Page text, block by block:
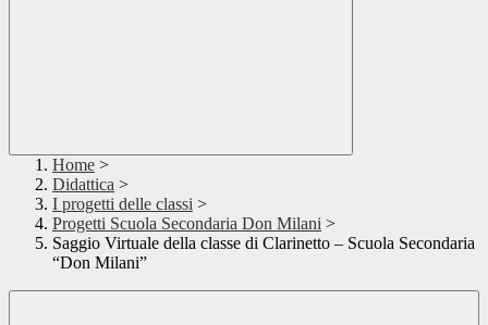
Home >
Didattica >
I progetti delle classi >
Progetti Scuola Secondaria Don Milani >
Saggio Virtuale della classe di Clarinetto – Scuola Secondaria
“Don Milani”